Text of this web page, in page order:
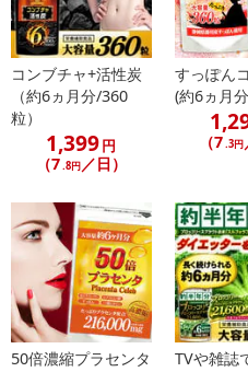
ぬるま湯などでお召し上がりくだ
・その他商品仕様：栄養成分表
質:0.02g/脂質:0.006g/炭水化物
量:0.0006g)
・注意事項：
●薬を服用している方、通院中
用ください。
●妊娠・授乳中の方はご使用を
注意事項
【賞味・消費期限のある商品につ
商品到着時点でのお日持ち期間
コンブチャ+活性炭
（約6ヵ月分/360
粒）
1,399円
（7.8円／日）
すっぽん
(約6ヵ月
（7.3円
50倍濃縮プラセンタ
TVや雑誌